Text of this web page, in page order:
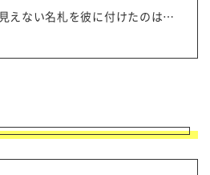
えない名札を彼に付けたのは…